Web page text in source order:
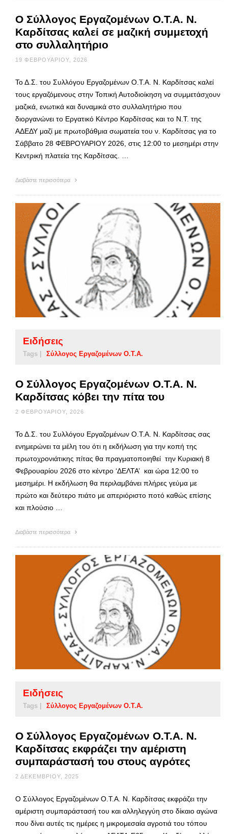
Ο Σύλλογος Εργαζομένων Ο.Τ.Α. Ν.
Καρδίτσας καλεί σε μαζική συμμετοχή
στο συλλαλητήριο
19 ΦΕΒΡΟΥΑΡΊΟΥ, 2026
Το Δ.Σ. του Συλλόγου Εργαζομένων Ο.Τ.Α. Ν. Καρδίτσας καλεί
τους εργαζόμενους στην Τοπική Αυτοδιοίκηση να συμμετάσχουν
μαζικά, ενωτικά και δυναμικά στο συλλαλητήριο που
διοργανώνει το Εργατικό Κέντρο Καρδίτσας και το Ν.Τ. της
ΑΔΕΔΥ μαζί με πρωτοβάθμια σωματεία του ν. Καρδίτσας για το
Σάββατο 28 ΦΕΒΡΟΥΑΡΙΟΥ 2026, στις 12:00 το μεσημέρι στην
Κεντρική πλατεία της Καρδίτσας. …
Διαβάστε περισσότερα
Ειδήσεις
Tags | Σύλλογος Εργαζομένων Ο.Τ.Α.
Ο Σύλλογος Εργαζομένων Ο.Τ.Α. Ν.
Καρδίτσας κόβει την πίτα του
2 ΦΕΒΡΟΥΑΡΊΟΥ, 2026
Το Δ.Σ. του Συλλόγου Εργαζομένων Ο.Τ.Α. Ν. Καρδίτσας σας
ενημερώνει τα μέλη του ότι η εκδήλωση για την κοπή της
πρωτοχρονιάτικης πίτας θα πραγματοποιηθεί την Κυριακή 8
Φεβρουαρίου 2026 στο κέντρο ‘ΔΕΛΤΑ’ και ώρα 12:00 το
μεσημέρι. Η εκδήλωση θα περιλαμβάνει πλήρες γεύμα με
πρώτο και δεύτερο πιάτο με απεριόριστο ποτό καθώς επίσης
και πλούσιο …
Διαβάστε περισσότερα
Ειδήσεις
Tags | Σύλλογος Εργαζομένων Ο.Τ.Α.
Ο Σύλλογος Εργαζομένων Ο.Τ.Α. Ν.
Καρδίτσας εκφράζει την αμέριστη
συμπαράστασή του στους αγρότες
2 ΔΕΚΕΜΒΡΊΟΥ, 2025
Ο Σύλλογος Εργαζομένων Ο.Τ.Α. Ν. Καρδίτσας εκφράζει την
αμέριστη συμπαράστασή του και αλληλεγγύη στο δίκαιο αγώνα
που δίνει αυτές τις ημέρες η μικρομεσαία αγροτιά του τόπου